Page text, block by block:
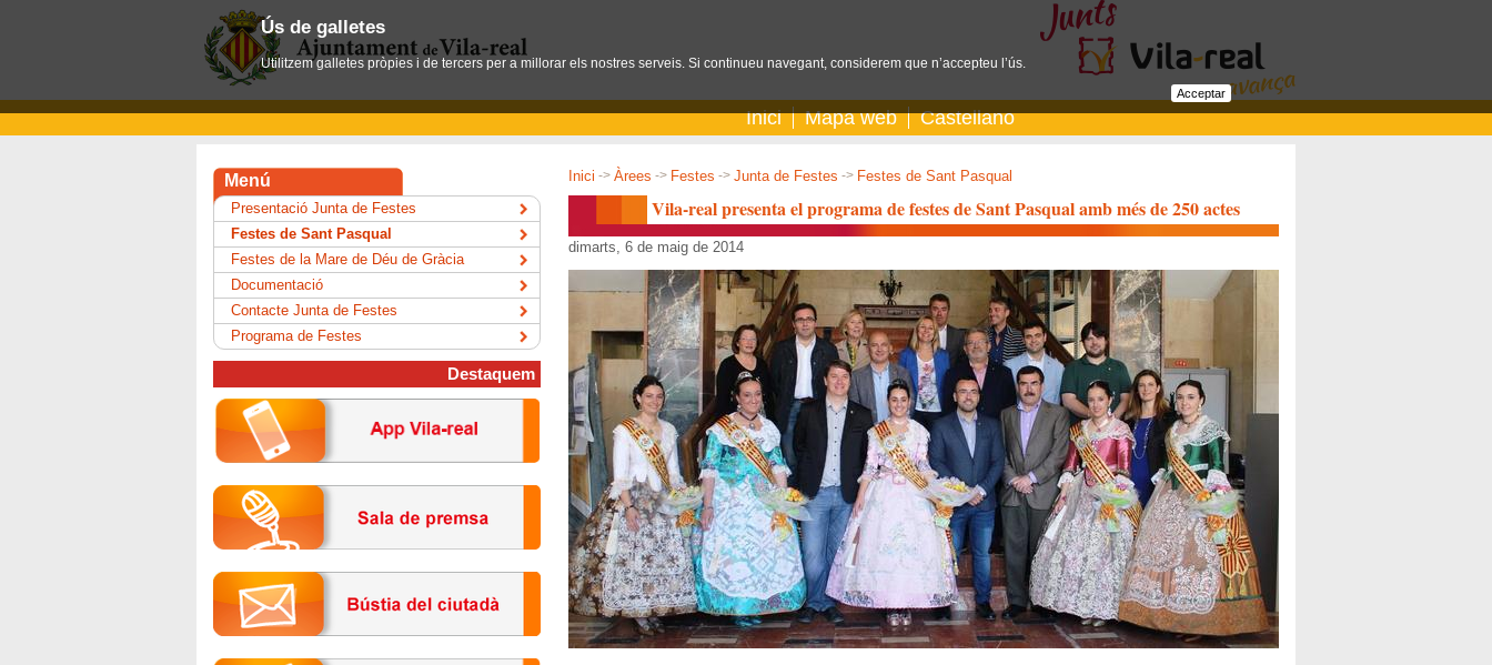
Inici Mapa web Castellano
Inici -> Àrees -> Festes -> Junta de Festes -> Festes de Sant Pasqual
Vila-real presenta el programa de festes de Sant Pasqual amb més de 250 actes
dimarts, 6 de maig de 2014
Menú
Presentació Junta de Festes
Festes de Sant Pasqual
Festes de la Mare de Déu de Gràcia
Documentació
Contacte Junta de Festes
Programa de Festes
Destaquem
Ús de galletes
Utilitzem galletes pròpies i de tercers per a millorar els nostres serveis. Si continueu navegant, considerem que n’accepteu l’ús.
Acceptar